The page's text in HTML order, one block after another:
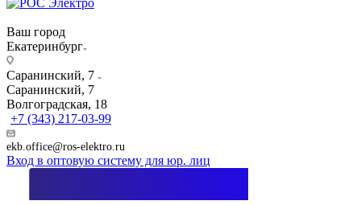
Ваш город
Екатеринбург
Саранинский, 7
Саранинский, 7
Волгоградская, 18
+7 (343) 217-03-99
ekb.office@ros-elektro.ru
Вход в оптовую систему для юр. лиц